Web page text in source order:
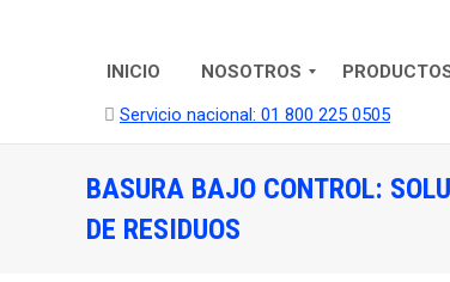
Servicio nacional: 01 800 225 0505
INICIO NOSOTROS
BASURA BAJO CONTROL:
DE RESIDUOS